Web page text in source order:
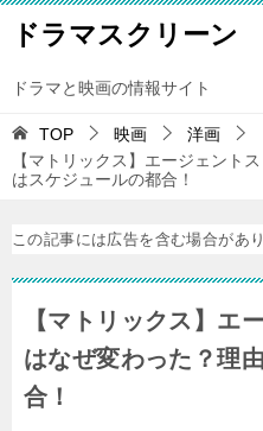
ドラマスクリーン
ドラマと映画の情報サイト
TOP 映画
洋画
【マトリックス】エージェント
はスケジュールの都合！
この記事には広告を含む場合があり
【マトリックス】エ
はなぜ変わった？理
合！